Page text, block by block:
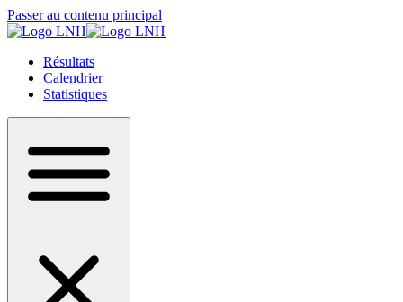
Passer au contenu principal
Résultats
Calendrier
Statistiques